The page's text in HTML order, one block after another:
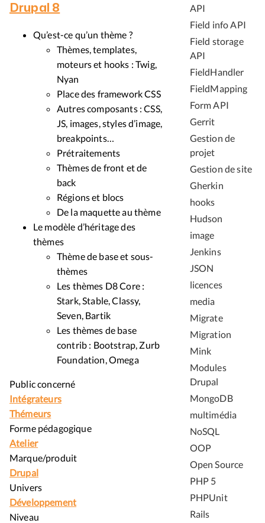
Drupal 8
Qu’est-ce qu’un thème ?
Thèmes, templates,
moteurs et hooks : Twig,
Nyan
Place des framework CSS
Autres composants : CSS,
JS, images, styles d’image,
breakpoints…
Prétraitements
Thèmes de front et de
back
Régions et blocs
De la maquette au thème
Le modèle d’héritage des
thèmes
Thème de base et sous-
thèmes
Les thèmes D8 Core :
Stark, Stable, Classy,
Seven, Bartik
Les thèmes de base
contrib : Bootstrap, Zurb
Foundation, Omega
Public concerné
Intégrateurs
Thémeurs
Forme pédagogique
Atelier
Marque/produit
Drupal
Univers
Développement
Niveau
API
Field info API
Field storage
API
FieldHandler
FieldMapping
Form API
Gerrit
Gestion de
projet
Gestion de site
Gherkin
hooks
Hudson
image
Jenkins
JSON
licences
media
Migrate
Migration
Mink
Modules
Drupal
MongoDB
multimédia
NoSQL
OOP
Open Source
PHP 5
PHPUnit
Rails